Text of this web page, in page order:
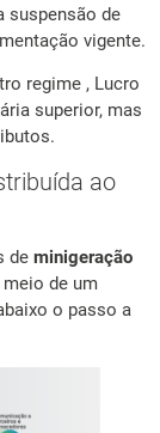
suspensão de
vigente.
regime , Lucro
superior, mas
ao
de minigeração
de um
o passo a